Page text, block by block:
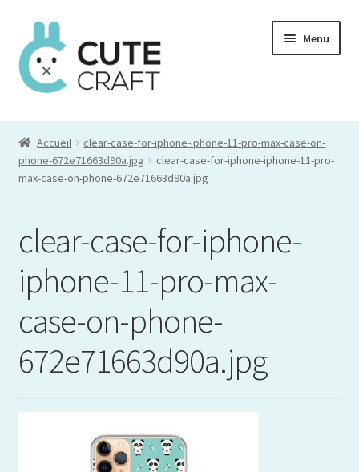
Aller
à
la
navigation
Aller
au
contenu
Menu
Commande
Accueil
clear-case-for-iphone-iphone-11-pro-max-case-on-
phone-672e71663d90a.jpg
clear-case-for-iphone-iphone-11-pro-
max-case-on-phone-672e71663d90a.jpg
clear-case-for-iphone-
iphone-11-pro-max-
case-on-phone-
672e71663d90a.jpg